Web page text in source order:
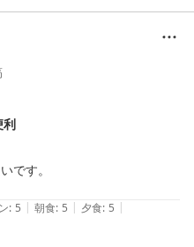
利
です。
: 5 | 朝食: 5 | 夕食: 5 |